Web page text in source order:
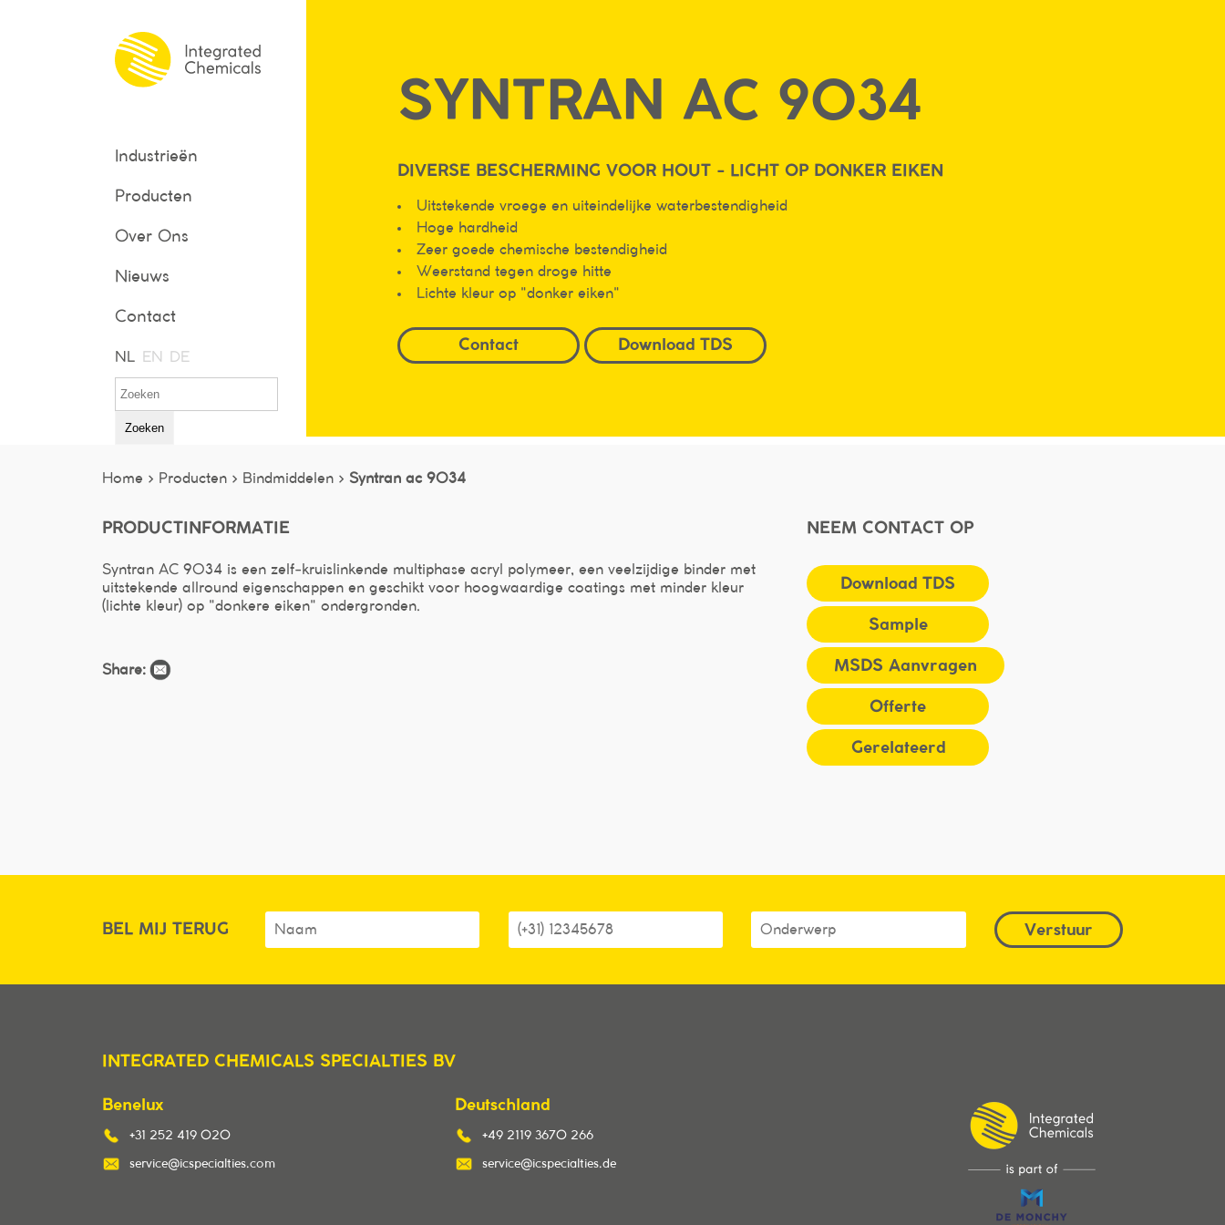
Industrieën
Producten
Over Ons
Nieuws
Contact
NL EN DE
Zoeken
SYNTRAN AC 9034
DIVERSE BESCHERMING VOOR HOUT - LICHT OP DONKER EIKEN
Uitstekende vroege en uiteindelijke waterbestendigheid
Hoge hardheid
Zeer goede chemische bestendigheid
Weerstand tegen droge hitte
Lichte kleur op "donker eiken"
Contact Download TDS
Home > Producten > Bindmiddelen > Syntran ac 9034
PRODUCTINFORMATIE
Syntran AC 9034 is een zelf-kruislinkende multiphase acryl polymeer, een veelzijdige binder met
uitstekende allround eigenschappen en geschikt voor hoogwaardige coatings met minder kleur
(lichte kleur) op "donkere eiken" ondergronden.
Share:
NEEM CONTACT OP
Download TDS
Sample
MSDS Aanvragen
Offerte
Gerelateerd
BEL MIJ TERUG
INTEGRATED CHEMICALS SPECIALTIES BV
Benelux
+31 252 419 020
service@icspecialties.com
Deutschland
+49 2119 3670 266
service@icspecialties.de